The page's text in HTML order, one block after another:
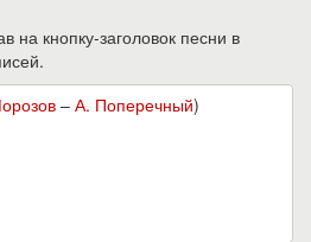
на кнопку-заголовок песни в
– А. Поперечный)